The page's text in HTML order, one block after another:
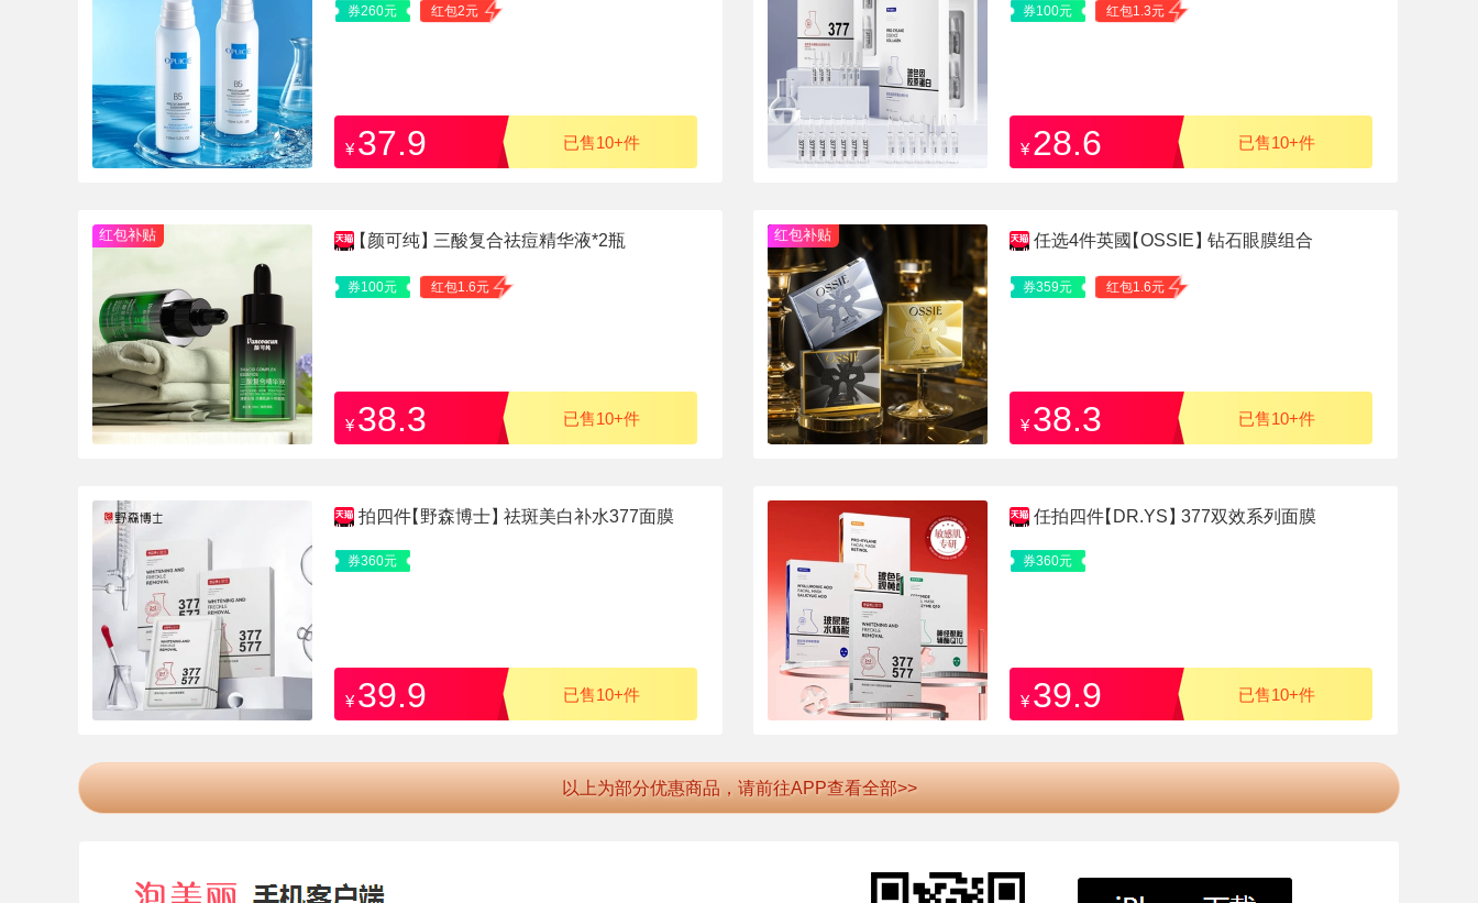
券260元 红包2元
¥ 37.9 已售10+件
券100元 红包1.3元
¥ 28.6 已售10+件
红包补贴 【颜可纯】三酸复合祛痘精华液*2瓶
券100元 红包1.6元
¥ 38.3 已售10+件
红包补贴 任选4件英國【OSSIE】钻石眼膜组合
券359元 红包1.6元
¥ 38.3 已售10+件
拍四件【野森博士】祛斑美白补水377面膜
券360元
¥ 39.9 已售10+件
任拍四件【DR.YS】377双效系列面膜
券360元
¥ 39.9 已售10+件
以上为部分优惠商品，请前往APP查看全部>>